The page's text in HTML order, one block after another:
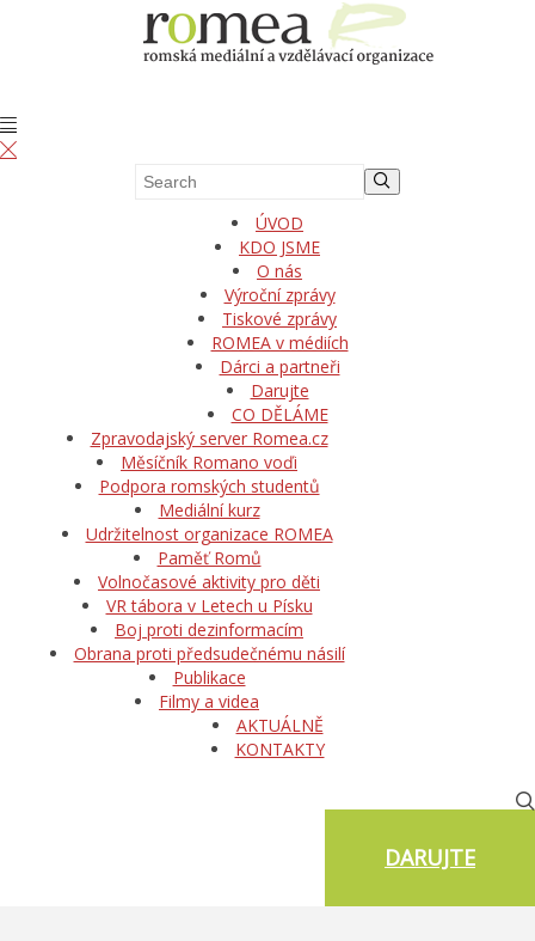
ÚVOD
KDO JSME
O nás
Výroční zprávy
Tiskové zprávy
ROMEA v médiích
Dárci a partneři
Darujte
CO DĚLÁME
Zpravodajský server Romea.cz
Měsíčník Romano voďi
Podpora romských studentů
Mediální kurz
Udržitelnost organizace ROMEA
Paměť Romů
Volnočasové aktivity pro děti
VR tábora v Letech u Písku
Boj proti dezinformacím
Obrana proti předsudečnému násilí
Publikace
Filmy a videa
AKTUÁLNĚ
KONTAKTY
DARUJTE